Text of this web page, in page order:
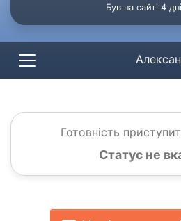
Був на сайті 4
Готовність
Статус не